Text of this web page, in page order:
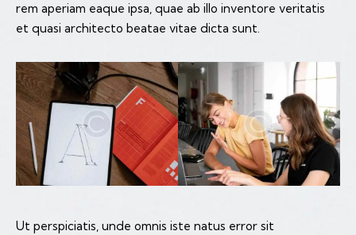
rem aperiam eaque ipsa, quae ab illo inventore veritatis
et quasi architecto beatae vitae dicta sunt.
Ut perspiciatis, unde omnis iste natus error sit